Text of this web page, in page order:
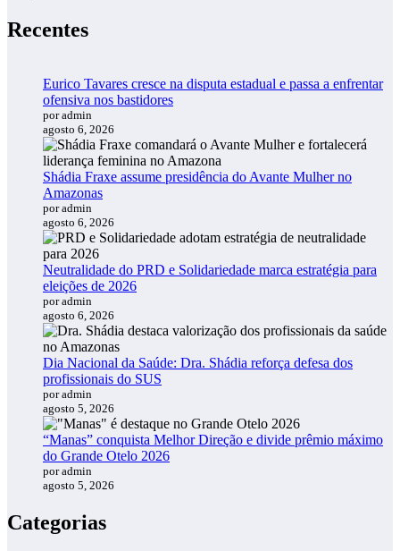
Recentes
Eurico Tavares cresce na disputa estadual e passa a enfrentar
ofensiva nos bastidores
por admin
agosto 6, 2026
Shádia Fraxe assume presidência do Avante Mulher no
Amazonas
por admin
agosto 6, 2026
Neutralidade do PRD e Solidariedade marca estratégia para
eleições de 2026
por admin
agosto 6, 2026
Dia Nacional da Saúde: Dra. Shádia reforça defesa dos
profissionais do SUS
por admin
agosto 5, 2026
“Manas” conquista Melhor Direção e divide prêmio máximo
do Grande Otelo 2026
por admin
agosto 5, 2026
Categorias